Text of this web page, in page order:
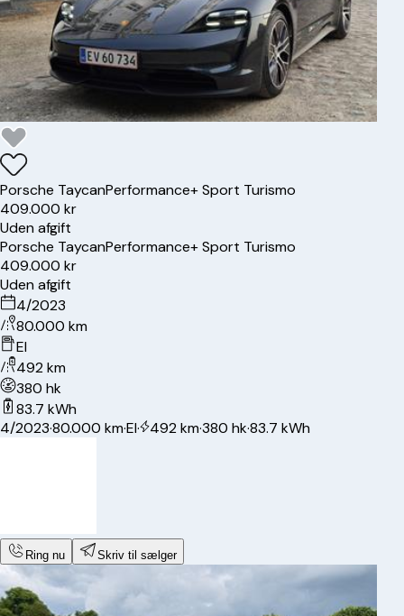
Porsche TaycanPerformance+ Sport Turismo
409.000 kr
Uden afgift
Porsche TaycanPerformance+ Sport Turismo
409.000 kr
Uden afgift
4/2023
80.000 km
El
492 km
380 hk
83.7 kWh
4/2023·80.000 km·El· 492 km·380 hk·83.7 kWh
Ring nu Skriv til sælger